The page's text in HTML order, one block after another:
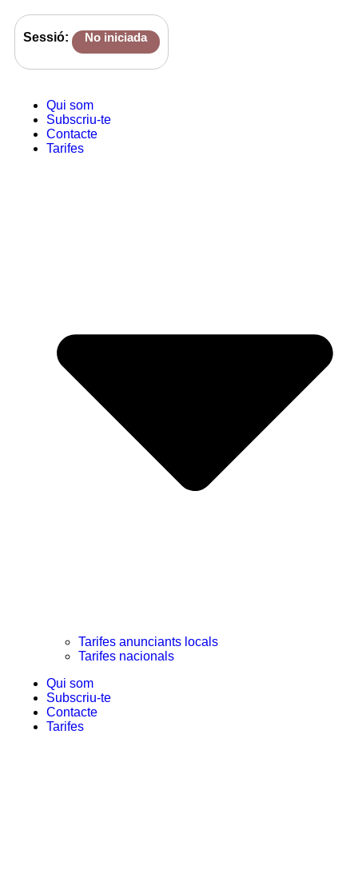
Sessió: No iniciada
Qui som
Subscriu-te
Contacte
Tarifes
Tarifes anunciants locals
Tarifes nacionals
Qui som
Subscriu-te
Contacte
Tarifes